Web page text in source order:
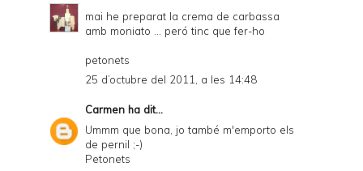
mai he preparat la crema de carbassa
amb moniato ... peró tinc que fer-ho
petonets
25 d’octubre del 2011, a les 14:48
Carmen ha dit...
Ummm que bona, jo també m'emporto els
de pernil ;-)
Petonets